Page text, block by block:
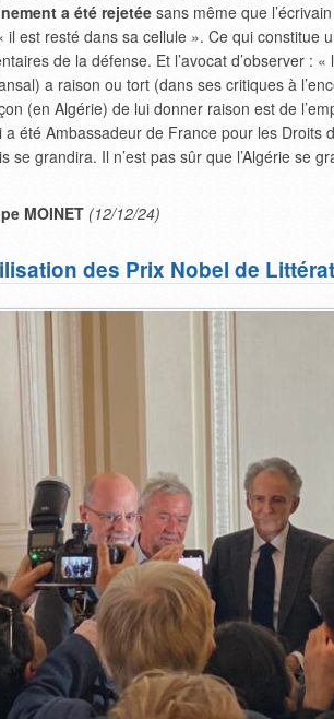
a été rejetée sans même que
il est resté dans sa cellule ». Ce qui constitue
de la défense. Et l’avocat d’observer : «
a raison ou tort (dans ses critiques à
(en Algérie) de lui donner raison est de
a été Ambassadeur de France pour les Droits
se grandira. Il n’est pas sûr que l’Algérie se
MOINET (12/12/24)
des Prix Nobel de